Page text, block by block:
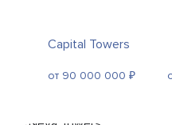
Capital Towers
от 90 000 000 ₽